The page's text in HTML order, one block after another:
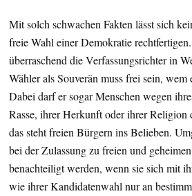
Mit solch schwachen Fakten lässt sich
freie Wahl einer Demokratie
überraschend die Verfassungsrichter in
Wähler als Souverän muss frei sein, wem
Dabei darf er sogar Menschen wegen
Rasse, ihrer Herkunft oder ihrer Religion
das steht freien Bürgern ins Belieben.
bei der Zulassung zu freien und
benachteiligt werden, wenn sie sich mit
wie ihrer Kandidatenwahl nur an